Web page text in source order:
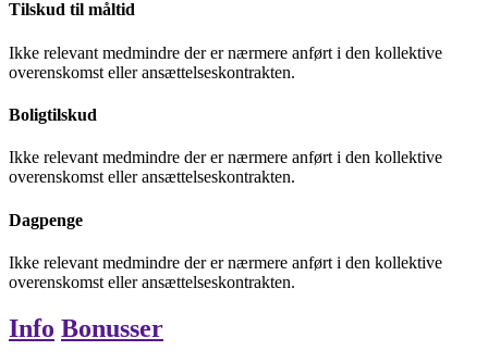
Tilskud til måltid
Ikke relevant medmindre der er nærmere anført i den kollektive
overenskomst eller ansættelseskontrakten.
Boligtilskud
Ikke relevant medmindre der er nærmere anført i den kollektive
overenskomst eller ansættelseskontrakten.
Dagpenge
Ikke relevant medmindre der er nærmere anført i den kollektive
overenskomst eller ansættelseskontrakten.
Info Bonusser